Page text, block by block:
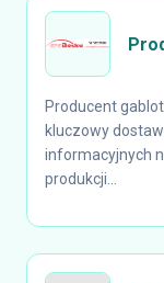
Producent
kluczowy
informacyjnych
produkcji...